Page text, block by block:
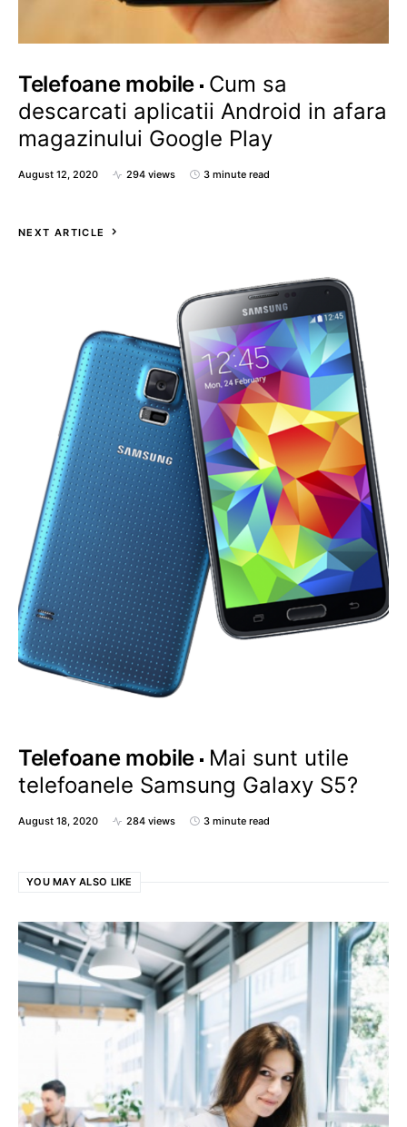
Telefoane mobile Cum sa
descarcati aplicatii Android in afara
magazinului Google Play
August 12, 2020 294 views 3 minute read
NEXT ARTICLE
Telefoane mobile
Mai sunt utile
telefoanele Samsung Galaxy S5?
August 18, 2020 284 views 3 minute read
YOU MAY ALSO LIKE